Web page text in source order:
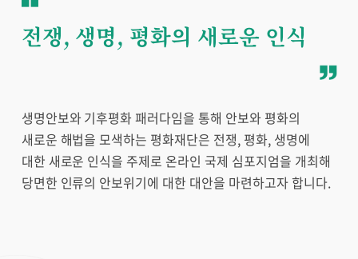
전쟁, 생명, 평화의 새로운 인식
생명안보와 기후평화 패러다임을 통해 안보와 평화의
새로운 해법을 모색하는 평화재단은 전쟁, 평화, 생명에
대한 새로운 인식을 주제로 온라인 국제 심포지엄을 개최해
당면한 인류의 안보위기에 대한 대안을 마련하고자 합니다.